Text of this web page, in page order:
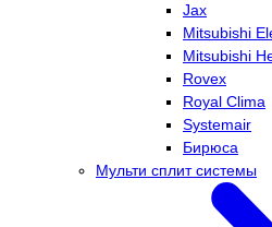
Jax
Mitsubishi
Mitsubishi
Rovex
Royal Clima
Systemair
Бирюса
Мульти сплит системы